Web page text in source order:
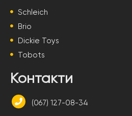
Schleich
Brio
Dickie Toys
Tobots
Контакти
(067) 127-08-34